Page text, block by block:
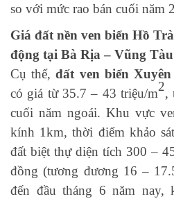
so với mức rao bán cuối năm
Giá đất nền ven biển Hồ
động tại Bà Rịa – Vũng Tàu
Cụ thể,đất ven biển
có giá từ 35.7 – 43 triệu/m2,
cuối năm ngoái. Khu vực
kính 1km, thời điểm khảo
đất biệt thự diện tích 300 –
đồng (tương đương 16 –
đến đầu tháng 6 năm